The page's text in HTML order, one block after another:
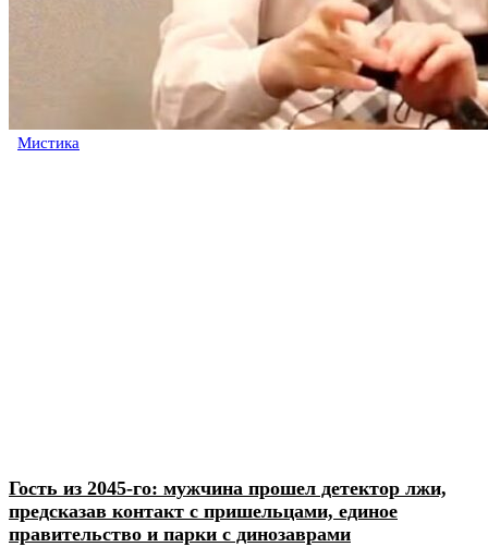
Мистика
Гость из 2045-го: мужчина прошел детектор лжи,
предсказав контакт с пришельцами, единое
правительство и парки с динозаврами